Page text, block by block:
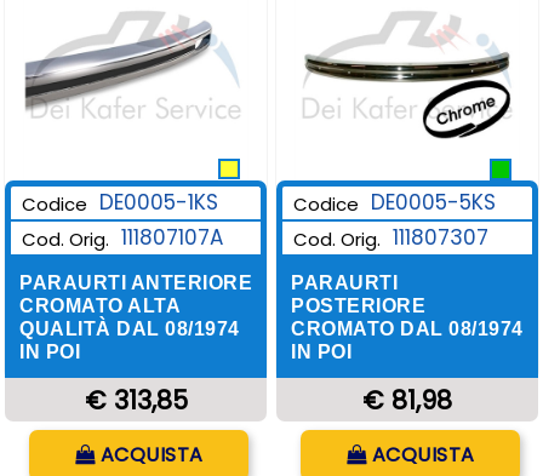
Codice DE0005-1KS
Cod. Orig. 111807107A
PARAURTI ANTERIORE
CROMATO ALTA
QUALITÀ DAL 08/1974
IN POI
€ 313,85
ACQUISTA
Codice DE0005-5KS
Cod. Orig. 111807307
PARAURTI
POSTERIORE
CROMATO DAL 08/1974
IN POI
€ 81,98
ACQUISTA